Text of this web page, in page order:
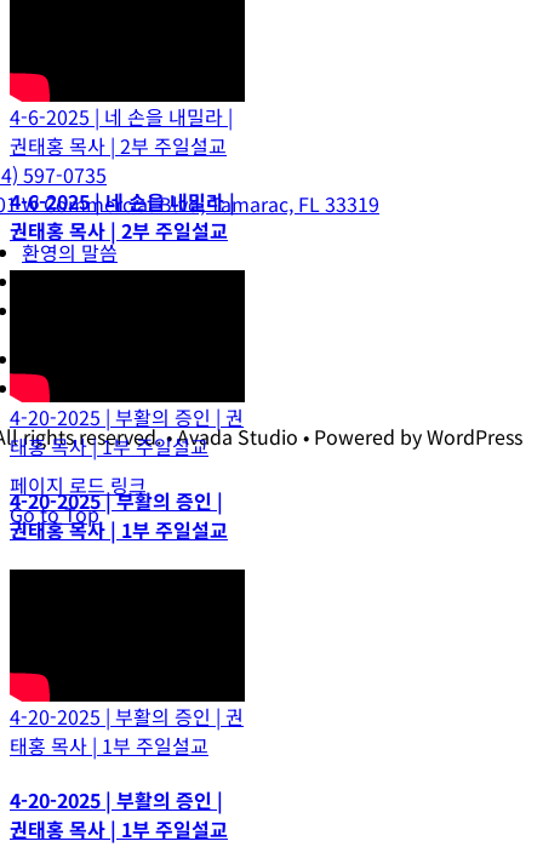
4-6-2025 | 네 손을 내밀라 |
권태홍 목사 | 2부 주일설교
4-6-2025 | 네 손을 내밀라 |
권태홍 목사 | 2부 주일설교
4-20-2025 | 부활의 증인 | 권
태홍 목사 | 1부 주일설교
4-20-2025 | 부활의 증인 |
권태홍 목사 | 1부 주일설교
4-20-2025 | 부활의 증인 | 권
태홍 목사 | 1부 주일설교
4-20-2025 | 부활의 증인 |
권태홍 목사 | 1부 주일설교
597-0735
W Commercial Blvd, Tamarac, FL 33319
환영의 말씀
특별영상
rights reserved. • Avada Studio • Powered by WordPress
페이지 로드 링크
Go to Top